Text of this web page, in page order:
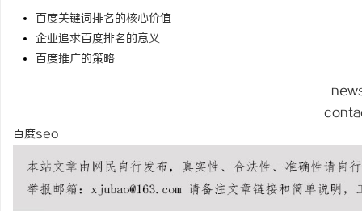
百度关键词排名的核心价值
企业追求百度排名的意义
百度推广的策略
百度seo
商标购买：即买即用，